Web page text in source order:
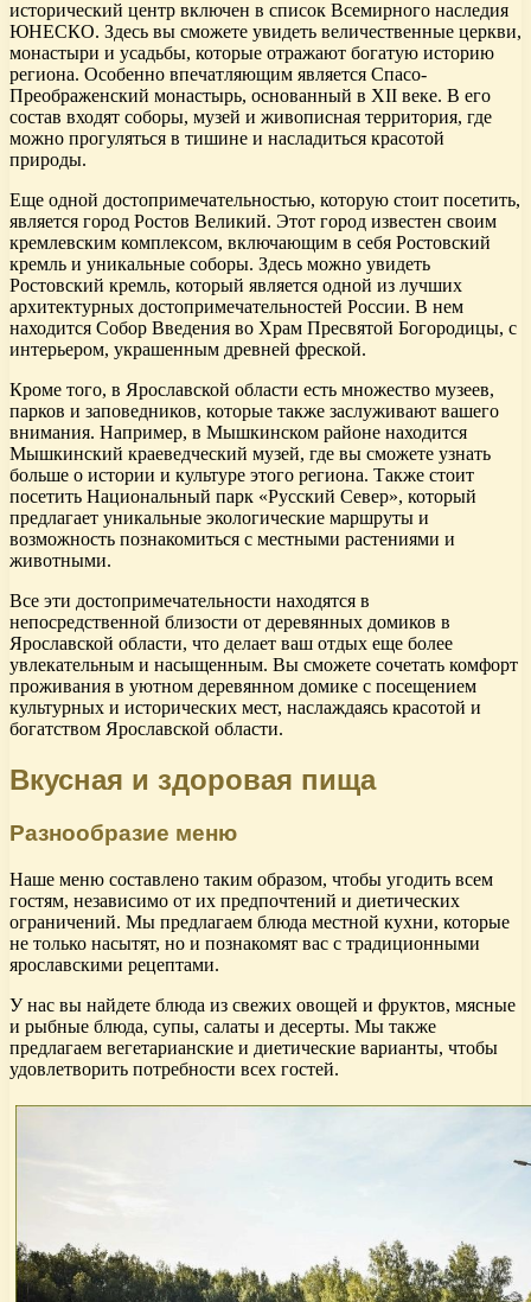
исторический центр включен в список Всемирного наследия
ЮНЕСКО. Здесь вы сможете увидеть величественные церкви,
монастыри и усадьбы, которые отражают богатую историю
региона. Особенно впечатляющим является Спасо-
Преображенский монастырь, основанный в XII веке. В его
состав входят соборы, музей и живописная территория, где
можно прогуляться в тишине и насладиться красотой
природы.
Еще одной достопримечательностью, которую стоит посетить,
является город Ростов Великий. Этот город известен своим
кремлевским комплексом, включающим в себя Ростовский
кремль и уникальные соборы. Здесь можно увидеть
Ростовский кремль, который является одной из лучших
архитектурных достопримечательностей России. В нем
находится Собор Введения во Храм Пресвятой Богородицы, с
интерьером, украшенным древней фреской.
Кроме того, в Ярославской области есть множество музеев,
парков и заповедников, которые также заслуживают вашего
внимания. Например, в Мышкинском районе находится
Мышкинский краеведческий музей, где вы сможете узнать
больше о истории и культуре этого региона. Также стоит
посетить Национальный парк «Русский Север», который
предлагает уникальные экологические маршруты и
возможность познакомиться с местными растениями и
животными.
Все эти достопримечательности находятся в
непосредственной близости от деревянных домиков в
Ярославской области, что делает ваш отдых еще более
увлекательным и насыщенным. Вы сможете сочетать комфорт
проживания в уютном деревянном домике с посещением
культурных и исторических мест, наслаждаясь красотой и
богатством Ярославской области.
Вкусная и здоровая пища
Разнообразие меню
Наше меню составлено таким образом, чтобы угодить всем
гостям, независимо от их предпочтений и диетических
ограничений. Мы предлагаем блюда местной кухни, которые
не только насытят, но и познакомят вас с традиционными
ярославскими рецептами.
У нас вы найдете блюда из свежих овощей и фруктов, мясные
и рыбные блюда, супы, салаты и десерты. Мы также
предлагаем вегетарианские и диетические варианты, чтобы
удовлетворить потребности всех гостей.